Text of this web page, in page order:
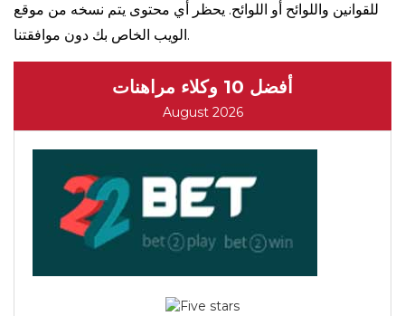
للقوانين واللوائح أو اللوائح. يحظر أي محتوى يتم نسخه من موقع
الويب الخاص بك دون موافقتنا.
أفضل 10 وكلاء مراهنات
August 2026